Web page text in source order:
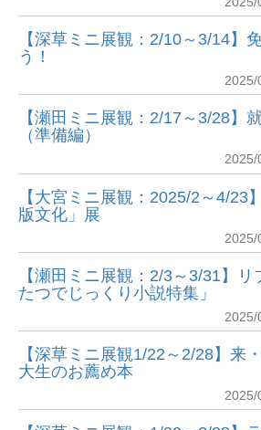
【深草ミニ展観：2/10～3/14】
う！
2025/
【瀬田ミニ展観：2/17～3/28】
（準備編）
2025/
【大宮ミニ展観：2025/2～4/23
版文化」展
2025/
【瀬田ミニ展観：2/3～3/31】リ
たつでじっくり小説特集」
2025/
【深草ミニ展観1/22～2/28】
大生のお薦め本
2025/